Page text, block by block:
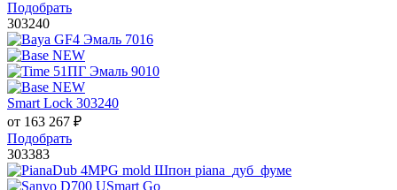
Подобрать
303240
Smart Lock 303240
от 163 267 ₽
Подобрать
303383